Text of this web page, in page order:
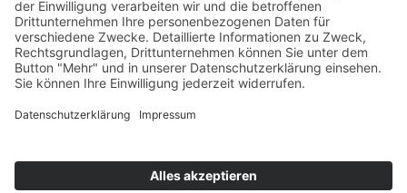
FAQ
Zahlungsarten